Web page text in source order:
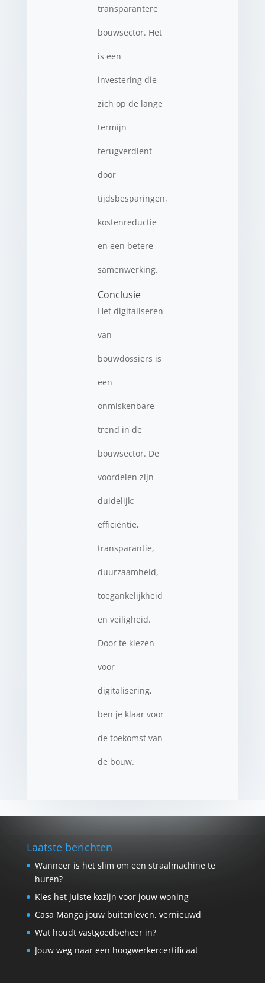
transparantere
bouwsector. Het
is een
investering die
zich op de lange
termijn
terugverdient
door
tijdsbesparingen,
kostenreductie
en een betere
samenwerking.
Conclusie
Het digitaliseren
van
bouwdossiers is
een
onmiskenbare
trend in de
bouwsector. De
voordelen zijn
duidelijk:
efficiëntie,
transparantie,
duurzaamheid,
toegankelijkheid
en veiligheid.
Door te kiezen
voor
digitalisering,
ben je klaar voor
de toekomst van
de bouw.
Laatste berichten
Wanneer is het slim om een straalmachine te
huren?
Kies het juiste kozijn voor jouw woning
Casa Manga jouw buitenleven, vernieuwd
Wat houdt vastgoedbeheer in?
Jouw weg naar een hoogwerkercertificaat